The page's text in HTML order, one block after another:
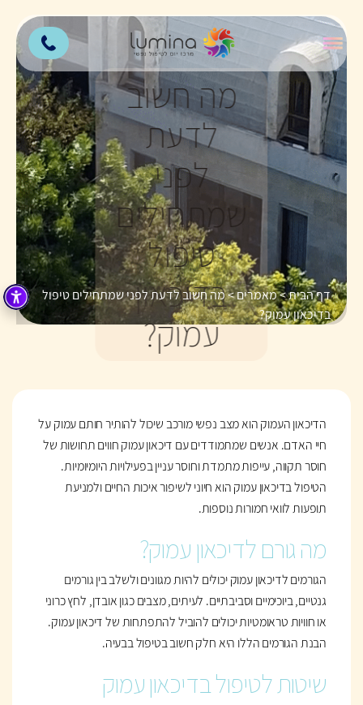
מה חשוב
לדעת
לפני
שמתחילים
טיפול
בדיכאון
עמוק?
דף הבית>מאמרים>מה חשוב לדעת לפני שמתחילים טיפול
בדיכאון עמוק?
הדיכאון העמוק הוא מצב נפשי מורכב שיכול להותיר חותם עמוק על
חיי האדם. אנשים שמתמודדים עם דיכאון עמוק חווים תחושות של
חוסר תקווה, עייפות מתמדת וחוסר עניין בפעילויות היומיומיות.
הטיפול בדיכאון עמוק הוא חיוני לשיפור איכות החיים ולמניעת
תופעות לוואי חמורות נוספות.
מה גורם לדיכאון עמוק?
הגורמים לדיכאון עמוק יכולים להיות מגוונים ולשלב בין גורמים
גנטיים, ביוכימיים וסביבתיים. לעיתים, מצבים כגון אובדן, לחץ כרוני
או חוויות טראומטיות יכולים להוביל להתפתחות של דיכאון עמוק.
הבנת הגורמים הללו היא חלק חשוב בטיפול בבעיה.
שיטות לטיפול בדיכאון עמוק